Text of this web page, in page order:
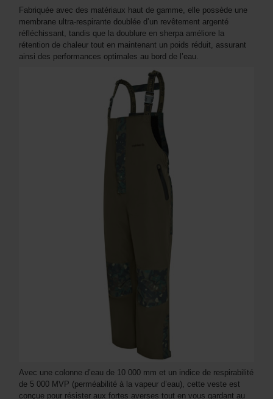
Fabriquée avec des matériaux haut de gamme, elle possède une
membrane ultra-respirante doublée d’un revêtement argenté
réfléchissant, tandis que la doublure en sherpa améliore la
rétention de chaleur tout en maintenant un poids réduit, assurant
ainsi des performances optimales au bord de l’eau.
Avec une colonne d’eau de 10 000 mm et un indice de respirabilité
de 5 000 MVP (perméabilité à la vapeur d’eau), cette veste est
conçue pour résister aux fortes averses tout en vous gardant au